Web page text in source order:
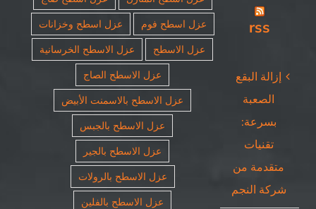
rss
إزالة البقع
الصعبة
بسرعة:
تقنيات
متقدمة من
شركة النجم
عزل اسطح فوم
عزل اسطح وخزانات
عزل الاسطح
عزل الاسطح الخرسانية
عزل الاسطح الصاج
عزل الاسطح بالاسمنت الأبيض
عزل الاسطح بالجبس
عزل الاسطح بالجير
عزل الاسطح بالرولات
عزل الاسطح بالفلين